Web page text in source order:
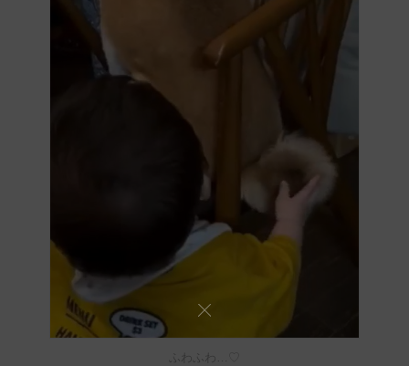
ふわふわ…♡